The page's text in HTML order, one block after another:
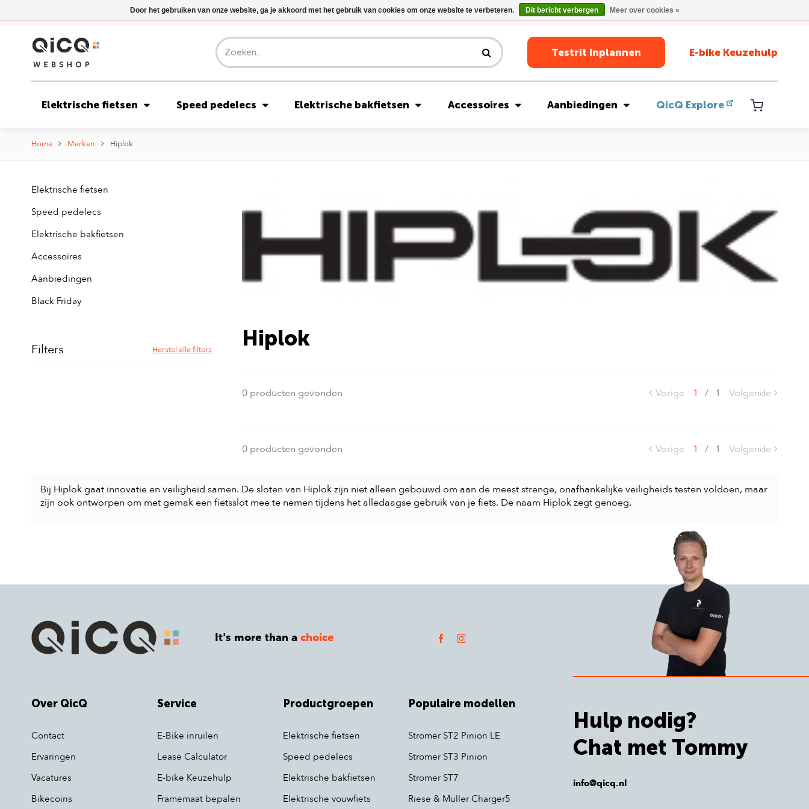
Riese & Müller Nevo5 Silent Core nu direct uit voorraad leverbaar!
Testrit Inplannen E-bike Keuzehulp
Elektrische fietsen Speed pedelecs Elektrische bakfietsen Accessoires Aanbiedingen QicQ Explore
Home Merken Hiplok
Elektrische fietsen
Speed pedelecs
Elektrische bakfietsen
Accessoires
Aanbiedingen
Black Friday
Filters Herstel alle filters Hiplok
0 producten gevonden Vorige 1 / 1 Volgende
0 producten gevonden Vorige 1 / 1 Volgende
Bij Hiplok gaat innovatie en veiligheid samen. De sloten van Hiplok zijn niet alleen gebouwd om aan de meest strenge, onafhankelijke veiligheids testen voldoen, maar
zijn ook ontworpen om met gemak een fietsslot mee te nemen tijdens het alledaagse gebruik van je fiets. De naam Hiplok zegt genoeg.
It's more than achoice
Over QicQ
Contact
Ervaringen
Vacatures
Bikecoins
Service
E-Bike inruilen
Lease Calculator
E-bike Keuzehulp
Framemaat bepalen
Productgroepen
Elektrische fietsen
Speed pedelecs
Elektrische bakfietsen
Elektrische vouwfiets
Populaire modellen
Stromer ST2 Pinion LE
Stromer ST3 Pinion
Stromer ST7
Riese & Muller Charger5
Hulp nodig?
Chat met Tommy
info@qicq.nl
Door het gebruiken van onze website, ga je akkoord met het gebruik van cookies om onze website te verbeteren. Dit bericht verbergen Meer over cookies »